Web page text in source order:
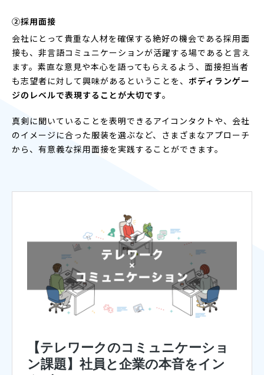
②採用面接
会社にとって貴重な人材を確保する絶好の機会である採用面
接も、非言語コミュニケーションが活躍する場であると言え
ます。素直な意見や本心を語ってもらえるよう、面接担当者
も志望者に対して興味があるということを、 ボディランゲー
ジのレベルで表現することが大切です。
真剣に聞いていることを表明できるアイコンタクトや、会社
のイメージに合った服装を選ぶなど、さまざまなアプローチ
から、有意義な採用面接を実践することができます。